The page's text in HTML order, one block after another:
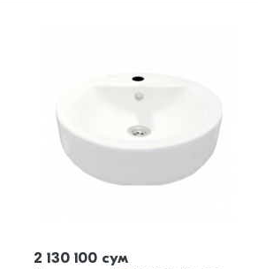
2 130 100 сум